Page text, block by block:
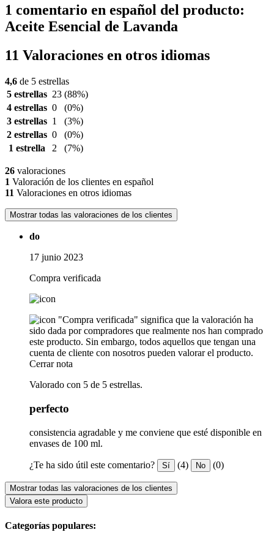
1 comentario en español del producto:
Aceite Esencial de Lavanda
11 Valoraciones en otros idiomas
4,6 de 5 estrellas
5 estrellas 23 (88%)
4 estrellas 0
(0%)
3 estrellas 1
(3%)
2 estrellas 0
(0%)
1 estrella
2 (7%)
26 valoraciones
1 Valoración de los clientes en español
11 Valoraciones en otros idiomas
Mostrar todas las valoraciones de los clientes
do
17 junio 2023
Compra verificada
"Compra verificada" significa que la valoración ha
sido dada por compradores que realmente nos han comprado
este producto. Sin embargo, todos aquellos que tengan una
cuenta de cliente con nosotros pueden valorar el producto.
Cerrar nota
Valorado con 5 de 5 estrellas.
perfecto
consistencia agradable y me conviene que esté disponible en
envases de 100 ml.
¿Te ha sido útil este comentario? Sí (4) No (0)
Mostrar todas las valoraciones de los clientes
Valora este producto
Categorías populares: